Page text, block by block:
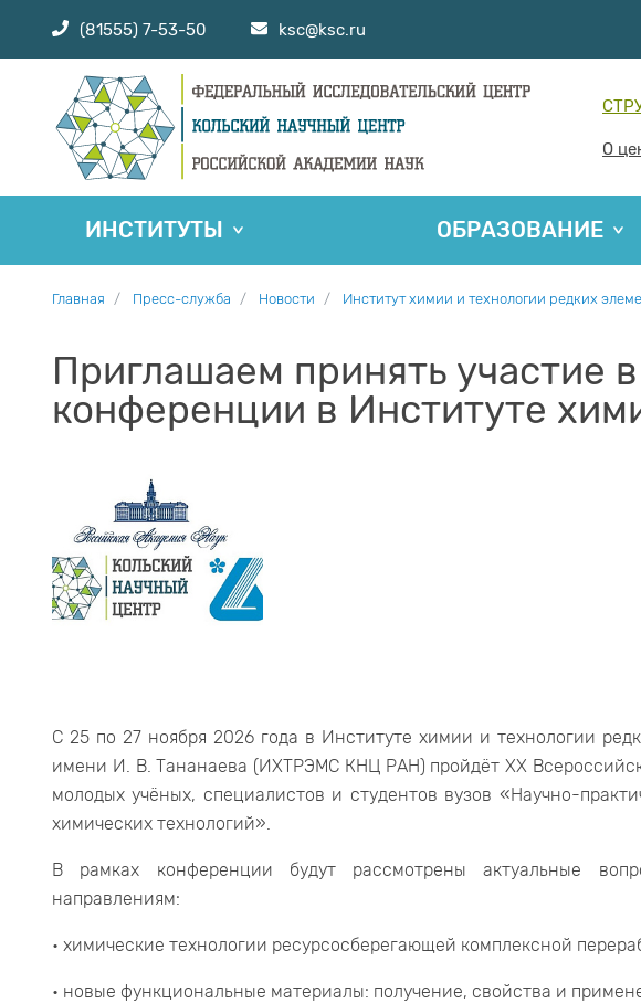
(81555) 7-53-50 ksc@ksc.ru
О
ИНСТИТУТЫ ОБРАЗОВАНИЕ
Главная Пресс-служба Новости Институт химии и технологии редких
Приглашаем принять участие
конференции в Институте
С 25 по 27 ноября 2026 года в Институте химии и технологии
имени И. В. Тананаева (ИХТРЭМС КНЦ РАН) пройдёт XX
молодых учёных, специалистов и студентов вузов «Научно-
химических технологий».
В рамках конференции будут рассмотрены актуальные
направлениям:
• химические технологии ресурсосберегающей комплексной
• новые функциональные материалы: получение, свойства и